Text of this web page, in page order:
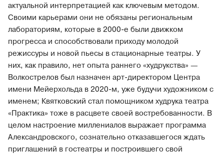
актуальной интерпретацией как ключевым методом.
Своими карьерами они не обязаны региональным
лабораториям, которые в 2000‑е были движком
прогресса и способствовали приходу молодой
режиссуры и новой пьесы в стационарные театры. У
них, как правило, нет опыта раннего «худрукства» —
Волкострелов был назначен арт-директором Центра
имени Мейерхольда в 2020‑м, уже будучи художником с
именем; Квятковский стал помощником худрука театра
«Практика» тоже в расцвете своей востребованности. В
целом настроение миллениалов выражает программа
Александровского, сознательно отказавшегося ждать
приглашений в гостеатры и построившего свой